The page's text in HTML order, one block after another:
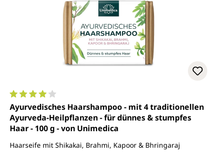
Durchschnittliche Bewertung von 4 von 5 Sternen
Ayurvedisches Haarshampoo - mit 4 traditionellen
Ayurveda-Heilpflanzen - für dünnes & stumpfes
Haar - 100 g - von Unimedica
Haarseife mit Shikakai, Brahmi, Kapoor & Bhringaraj